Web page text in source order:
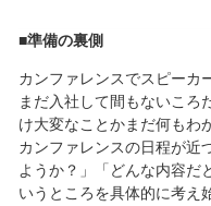
■準備の裏側
カンファレンスでスピーカ
まだ入社して間もないころ
け大変なことかまだ何もわ
カンファレンスの日程が近
ようか？」「どんな内容だ
いうところを具体的に考え